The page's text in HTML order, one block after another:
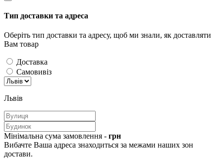
Тип доставки та адреса
Оберіть тип доставки та адресу, щоб ми знали, як доставляти
Вам товар
Доставка
Самовивіз
Львів
Мінімальна сума замовлення - грн
Вибачте Ваша адреса знаходиться за межами наших зон
достави.